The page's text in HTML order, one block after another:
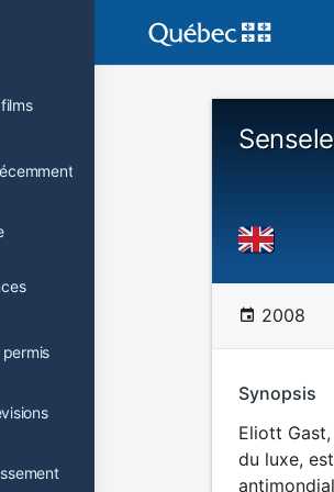
2008
Synopsis
Eliott
du luxe,